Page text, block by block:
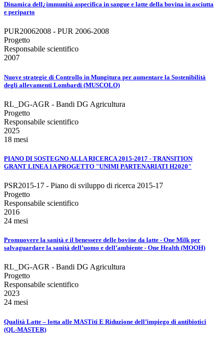
Dinamica dell¿immunità aspecifica in sangue e latte della bovina in asciutta
e periparto
PUR20062008 - PUR 2006-2008
Progetto
Responsabile scientifico
2007
Nuove strategie di Controllo in Mungitura per aumentare la Sostenibilità
degli allevamenti Lombardi (MUSCOLO)
RL_DG-AGR - Bandi DG Agricultura
Progetto
Responsabile scientifico
2025
18 mesi
PIANO DI SOSTEGNO ALLA RICERCA 2015-2017 - TRANSITION
GRANT LINEA 1A PROGETTO "UNIMI PARTENARIATI H2020"
PSR2015-17 - Piano di sviluppo di ricerca 2015-17
Progetto
Responsabile scientifico
2016
24 mesi
Promuovere la sanità e il benessere delle bovine da latte - One Milk per
salvaguardare la sanità dell’uomo e dell’ambiente - One Health (MOOH)
RL_DG-AGR - Bandi DG Agricultura
Progetto
Responsabile scientifico
2023
24 mesi
Qualità Latte – lotta alle MASTiti E Riduzione dell’impiego di antibiotici
(QL-MASTER)